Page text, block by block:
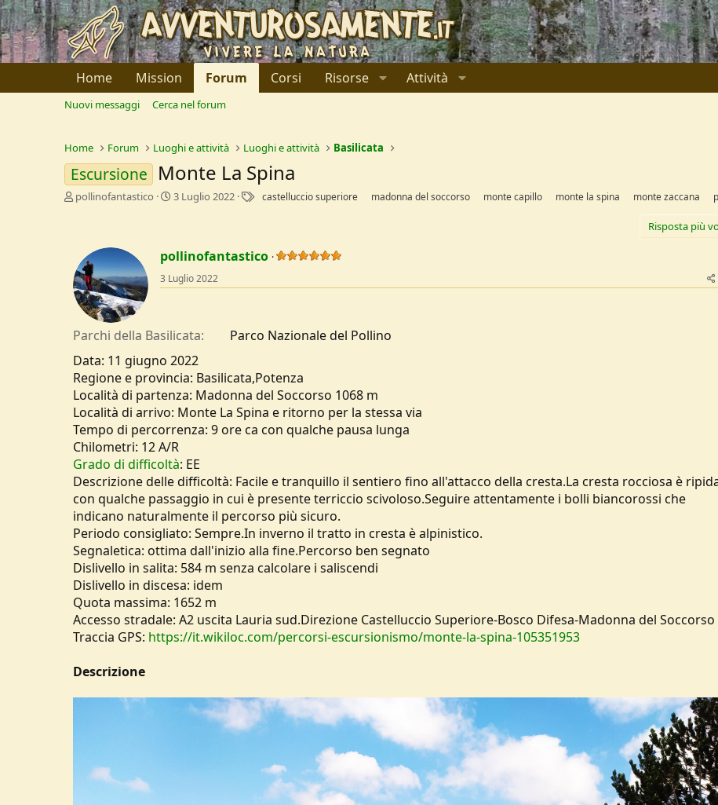
Home Mission Forum Corsi Risorse Attività
Nuovi messaggi Cerca nel forum
Home Forum Luoghi e attività Luoghi e attività Basilicata
Escursione Monte La Spina
C
o
r
e
D
s
u
s
s
i
o
n
e
pollinofantastico
D
d
I
i
3 Luglio 2022 castelluccio superiore madonna del soccorso monte capillo monte la spina monte zaccana
Risposta più
pollinofantastico
3 Luglio 2022
Parchi della Basilicata
Parco Nazionale del Pollino
Data: 11 giugno 2022
Regione e provincia: Basilicata,Potenza
Località di partenza: Madonna del Soccorso 1068 m
Località di arrivo: Monte La Spina e ritorno per la stessa via
Tempo di percorrenza: 9 ore ca con qualche pausa lunga
Chilometri: 12 A/R
Grado di difficoltà: EE
Descrizione delle difficoltà: Facile e tranquillo il sentiero fino all'attacco della cresta.La cresta rocciosa è
con qualche passaggio in cui è presente terriccio scivoloso.Seguire attentamente i bolli biancorossi che
indicano naturalmente il percorso più sicuro.
Periodo consigliato: Sempre.In inverno il tratto in cresta è alpinistico.
Segnaletica: ottima dall'inizio alla fine.Percorso ben segnato
Dislivello in salita: 584 m senza calcolare i saliscendi
Dislivello in discesa: idem
Quota massima: 1652 m
Accesso stradale: A2 uscita Lauria sud.Direzione Castelluccio Superiore-Bosco Difesa-Madonna del Soccorso
Traccia GPS: https://it.wikiloc.com/percorsi-escursionismo/monte-la-spina-105351953
Descrizione